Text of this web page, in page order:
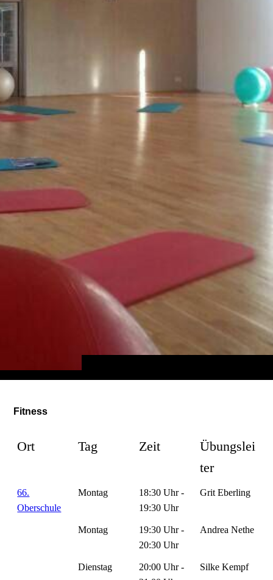
Fitness
Ort Tag Zeit
Übungslei
ter
66.
Oberschule
Montag
18:30 Uhr -
19:30 Uhr
Grit Eberling
Montag
19:30 Uhr -
20:30 Uhr
Andrea Nethe
Dienstag
20:00 Uhr -
Silke Kempf